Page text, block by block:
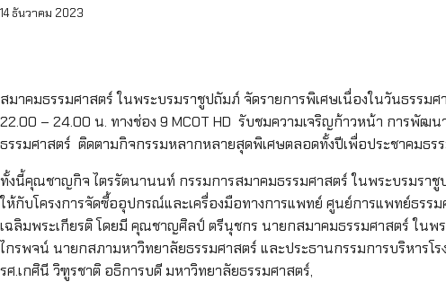
14 ธันวาคม 2023
สมาคมธรรมศาสตร์ ในพระบรมราชูปถัมภ์ จัดรายการพิเศษเนื่องในวันธรรมศ
22.00 – 24.00 น. ทางช่อง 9 MCOT HD รับชมความเจริญก้าวหน้า การพัฒ
ธรรมศาสตร์ ติดตามกิจกรรมหลากหลายสุดพิเศษตลอดทั้งปีเพื่อประชาคมธร
ทั้งนี้คุณชาญกิจ ไตรรัตนานนท์ กรรมการสมาคมธรรมศาสตร์ ในพระบรมรา
ให้กับโครงการจัดซื้ออุปกรณ์และเครื่องมือทางการแพทย์ ศูนย์การแพทย์ธรร
เฉลิมพระเกียรติ โดยมี คุณชาญศิลป์ ตรีนุชกร นายกสมาคมธรรมศาสตร์ ในพ
ไกรพจน์ นายกสภามหาวิทยาลัยธรรมศาสตร์ และประธานกรรมการบริหารโร
รศ.เกศินี วิฑูรชาติ อธิการบดี มหาวิทยาลัยธรรมศาสตร์,